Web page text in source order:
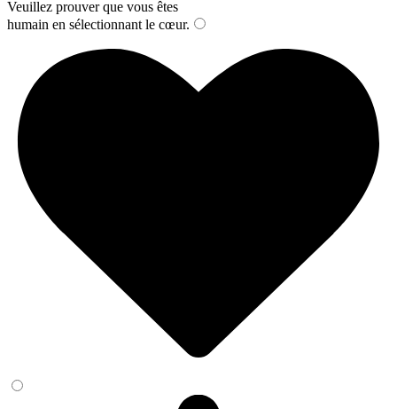
Veuillez prouver que vous êtes
humain en sélectionnant le cœur.